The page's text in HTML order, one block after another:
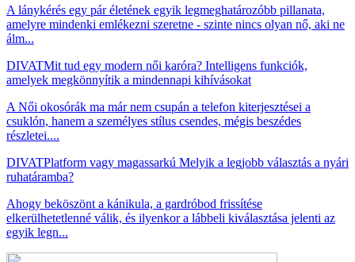
A lánykérés egy pár életének egyik legmeghatározóbb pillanata,
amelyre mindenki emlékezni szeretne - szinte nincs olyan nő, aki ne
álm...
DIVATMit tud egy modern női karóra? Intelligens funkciók,
amelyek megkönnyítik a mindennapi kihívásokat
A Női okosórák ma már nem csupán a telefon kiterjesztései a
csuklón, hanem a személyes stílus csendes, mégis beszédes
részletei....
DIVATPlatform vagy magassarkú Melyik a legjobb választás a nyári
ruhatáramba?
Ahogy beköszönt a kánikula, a gardróbod frissítése
elkerülhetetlenné válik, és ilyenkor a lábbeli kiválasztása jelenti az
egyik legn...